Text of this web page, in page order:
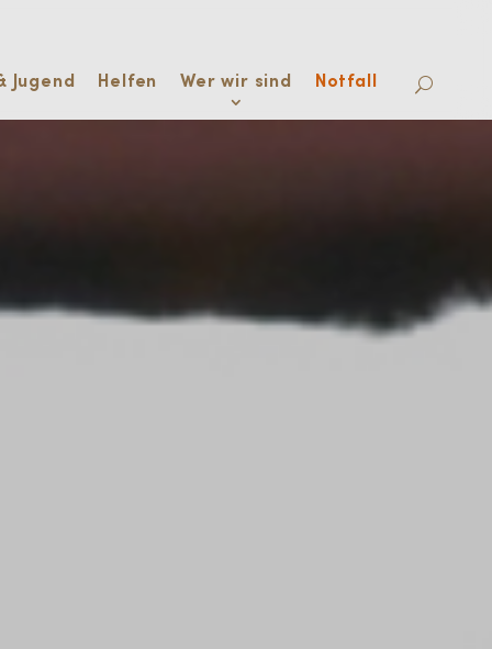
Jugend Helfen Wer wir sind Notfall